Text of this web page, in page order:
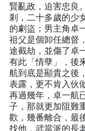
賢亂政，迫害忠良
剎，二十多歲的少
的劇盜；男主角卓
祖父是個卸任總督
途截劫，並傷了卓
有此「情孽」，後
航到底是顯貴之後
表露，更不肯入伙
再過幾年，卓一航
子，那就更加阻難
歡，幾番離合，最
找他，武當派的長